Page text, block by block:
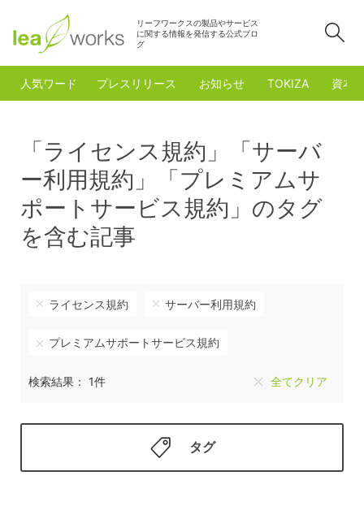
リーフワークスの製品やサービス
に関する情報を発信する公式ブロ
グ
人気ワード プレスリリース お知らせ TOKIZA 資本
「ライセンス規約」「サーバ
ー利用規約」「プレミアムサ
ポートサービス規約」のタグ
を含む記事
ライセンス規約 サーバー利用規約
プレミアムサポートサービス規約
検索結果： 1件 全てクリア
タグ